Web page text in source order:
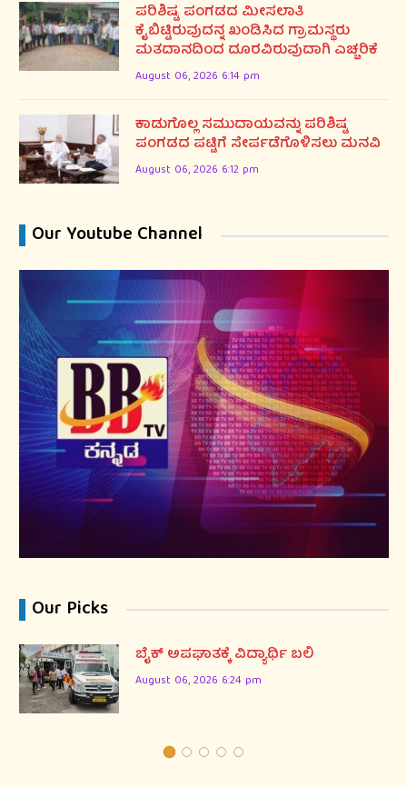
ಪರಿಶಿಷ್ಟ ಪಂಗಡದ ಮೀಸಲಾತಿ
ಕೈಬಿಟ್ಟಿರುವುದನ್ನ ಖಂಡಿಸಿದ ಗ್ರಾಮಸ್ಥರು
ಮತದಾನದಿಂದ ದೂರವಿರುವುದಾಗಿ ಎಚ್ಚರಿಕೆ
August 06, 2026 6:14 pm
ಕಾಡುಗೊಲ್ಲ ಸಮುದಾಯವನ್ನು ಪರಿಶಿಷ್ಟ
ಪಂಗಡದ ಪಟ್ಟಿಗೆ ಸೇರ್ಪಡೆಗೊಳಿಸಲು ಮನವಿ
August 06, 2026 6:12 pm
Our Youtube Channel
Our Picks
ಬೈಕ್ ಅಪಘಾತಕ್ಕೆ ವಿದ್ಯಾರ್ಥಿ ಬಲಿ
August 06, 2026 6:24 pm